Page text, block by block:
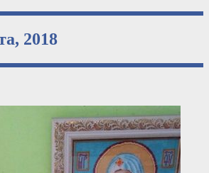
2018